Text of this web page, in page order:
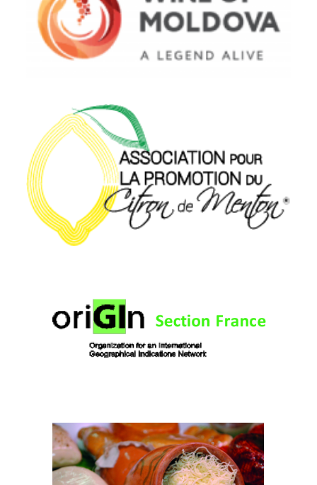
National Office of Vine and Wine from
Moldova
Organisme de Défense et de Gestion IGP
Citron de Menton
oriGIn France